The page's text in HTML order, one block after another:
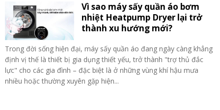
Vì sao máy sấy quần áo bơm
nhiệt Heatpump Dryer lại trở
thành xu hướng mới?
Trong đời sống hiện đại, máy sấy quần áo đang ngày càng khẳng
định vị thế là thiết bị gia dụng thiết yếu, trở thành "trợ thủ đắc
lực" cho các gia đình – đặc biệt là ở những vùng khí hậu mưa
nhiều hoặc thường xuyên gặp hiện...